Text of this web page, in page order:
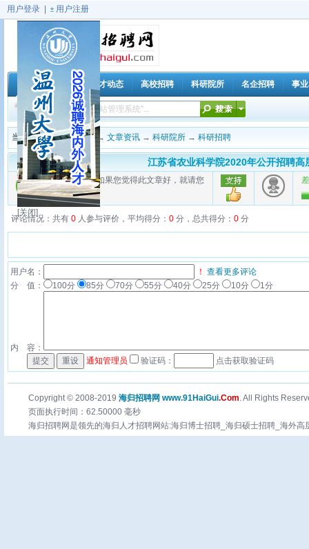
[关闭]
用户登录 用户注册
首 页 海归人才动态 高校招聘 科研院所 名企招聘 事
当前位置：海归招聘网→ 文章资讯 → 科研院所 → 科研招聘
江苏省农业科学院2020年公开招聘高
好的评价如果您觉得此文章好，就请您
3%(1)
评论情况：共有 0 人参与评价，平均得分： 0 分，总共得分： 0 分
用户名： ！ 查看更多评论
分 值：
100分 85分 70分 55分 40分 25分 10分 1分
内 容：
通知管理员
验证码： 点击获取验证码
Copyright © 2008-2019 海归招聘网 www.91HaiGui.Com. All Rights
页面执行时间：62.50000 毫秒
海归招聘网是领先的海归人才招聘网站:海归博士招聘_海归硕士招聘_海外高